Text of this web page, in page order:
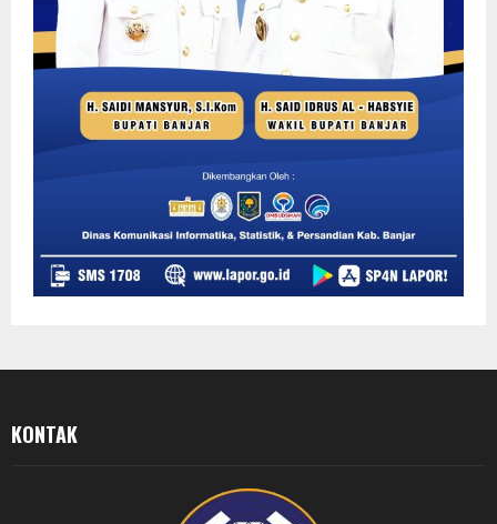
KONTAK